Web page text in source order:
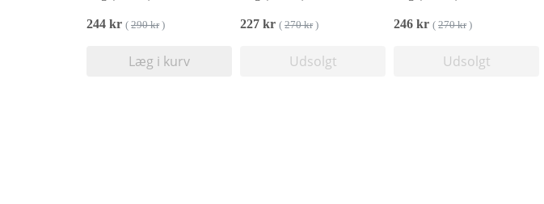
244 kr ( 290 kr)
Læg i kurv
227 kr ( 270 kr)
Udsolgt
246 kr ( 270 kr)
Udsolgt